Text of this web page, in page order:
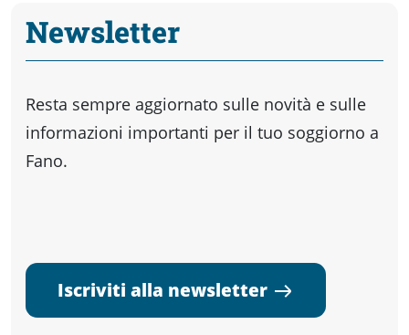
Newsletter
Resta sempre aggiornato sulle novità e sulle
informazioni importanti per il tuo soggiorno a
Fano.
Iscriviti alla newsletter